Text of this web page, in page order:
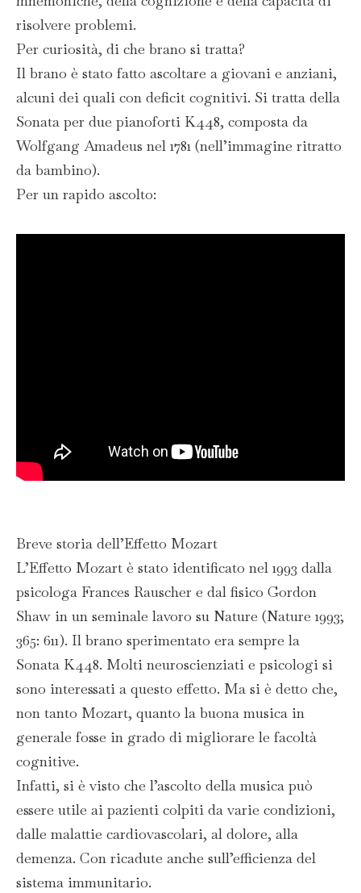
risolvere problemi.
Per curiosità, di che brano si tratta?
Il brano è stato fatto ascoltare a giovani e anziani,
alcuni dei quali con deficit cognitivi. Si tratta della
Sonata per due pianoforti K448, composta da
Wolfgang Amadeus nel 1781 (nell’immagine ritratto
da bambino).
Per un rapido ascolto:
Breve storia dell’Effetto Mozart
L’Effetto Mozart è stato identificato nel 1993 dalla
psicologa Frances Rauscher e dal fisico Gordon
Shaw in un seminale lavoro su Nature (Nature 1993;
365: 611). Il brano sperimentato era sempre la
Sonata K448. Molti neuroscienziati e psicologi si
sono interessati a questo effetto. Ma si è detto che,
non tanto Mozart, quanto la buona musica in
generale fosse in grado di migliorare le facoltà
cognitive.
Infatti, si è visto che l’ascolto della musica può
essere utile ai pazienti colpiti da varie condizioni,
dalle malattie cardiovascolari, al dolore, alla
demenza. Con ricadute anche sull’efficienza del
sistema immunitario.